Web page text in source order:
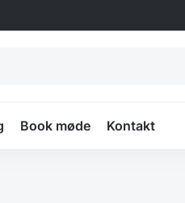
Book møde Kontakt